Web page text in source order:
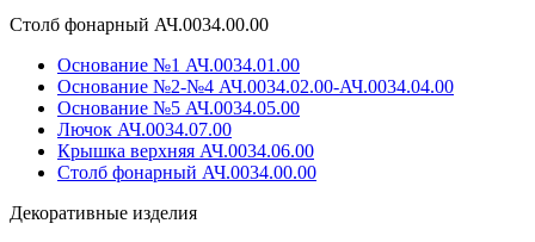
Столб фонарный АЧ.0034.00.00
Основание №1 АЧ.0034.01.00
Основание №2-№4 АЧ.0034.02.00-АЧ.0034.04.00
Основание №5 АЧ.0034.05.00
Лючок АЧ.0034.07.00
Крышка верхняя АЧ.0034.06.00
Столб фонарный АЧ.0034.00.00
Декоративные изделия